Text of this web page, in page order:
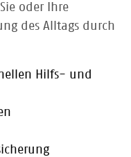
oder Ihre
des Alltags durch
Hilfs- und